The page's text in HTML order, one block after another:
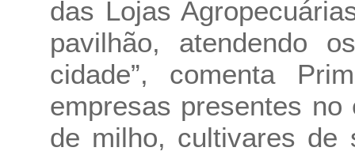
das Lojas
pavilhão, atendendo
cidade”, comenta
empresas presentes
de milho, cultivares de